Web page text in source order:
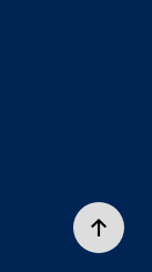
상단으로 이